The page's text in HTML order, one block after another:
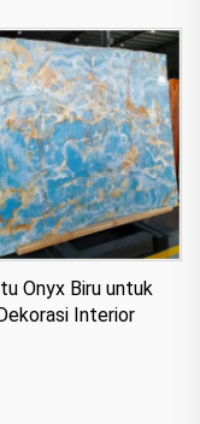
Onyx Biru untuk
Interior